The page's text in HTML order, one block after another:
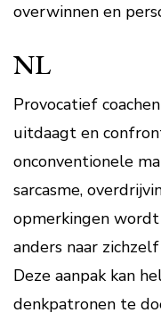
overwinnen en
NL
Provocatief
uitdaagt en
onconventionele
sarcasme,
opmerkingen
anders naar
Deze aanpak kan
denkpatronen te